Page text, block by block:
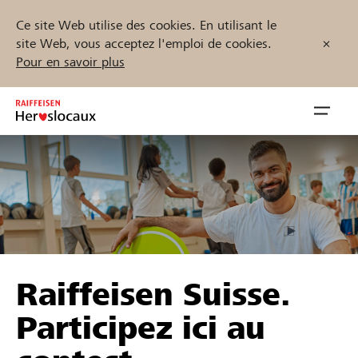
Ce site Web utilise des cookies. En utilisant le
site Web, vous acceptez l'emploi de cookies.
Pour en savoir plus
Inhalt
springen
öffnen
Parrainer
Soutien & assistance
Trouvez des projets et des organisations
Démarrez maintenant
Raiffeisen Suisse.
Participez ici au